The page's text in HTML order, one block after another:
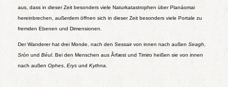
aus, dass in dieser Zeit besonders viele Naturkatastrophen über Planáomai
hereinbrechen, außerdem öffnen sich in dieser Zeit besonders viele Portale zu
fremden Ebenen und Dimensionen.
Der Wanderer hat drei Monde, nach den Sessair von innen nach außen Seagh
Sròn und Béul. Bei den Menschen aus Ârfæst und Timiro heißen sie von innen
nach außen Ophes Erys und Kythna